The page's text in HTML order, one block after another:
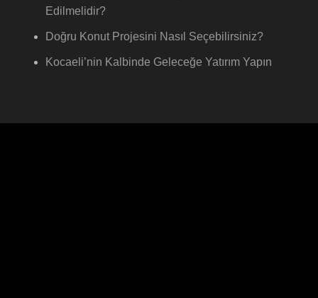
Edilmelidir?
Doğru Konut Projesini Nasıl Seçebilirsiniz?
Kocaeli’nin Kalbinde Geleceğe Yatırım Yapın